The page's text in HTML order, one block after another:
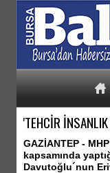
'TEHCİR
GAZİANTEP -
kapsamında
Davutoğlu´nun